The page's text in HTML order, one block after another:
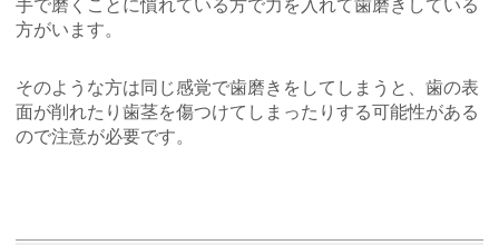
方がいます。
そのような方は同じ感覚で歯磨きをしてしまうと、歯の表
面が削れたり歯茎を傷つけてしまったりする可能性がある
ので注意が必要です。